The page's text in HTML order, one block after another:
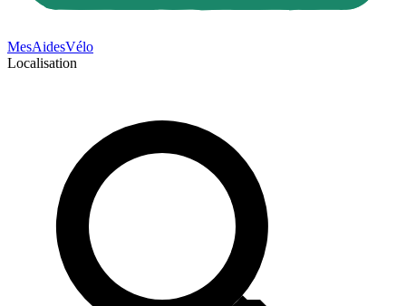
MesAidesVélo
Localisation